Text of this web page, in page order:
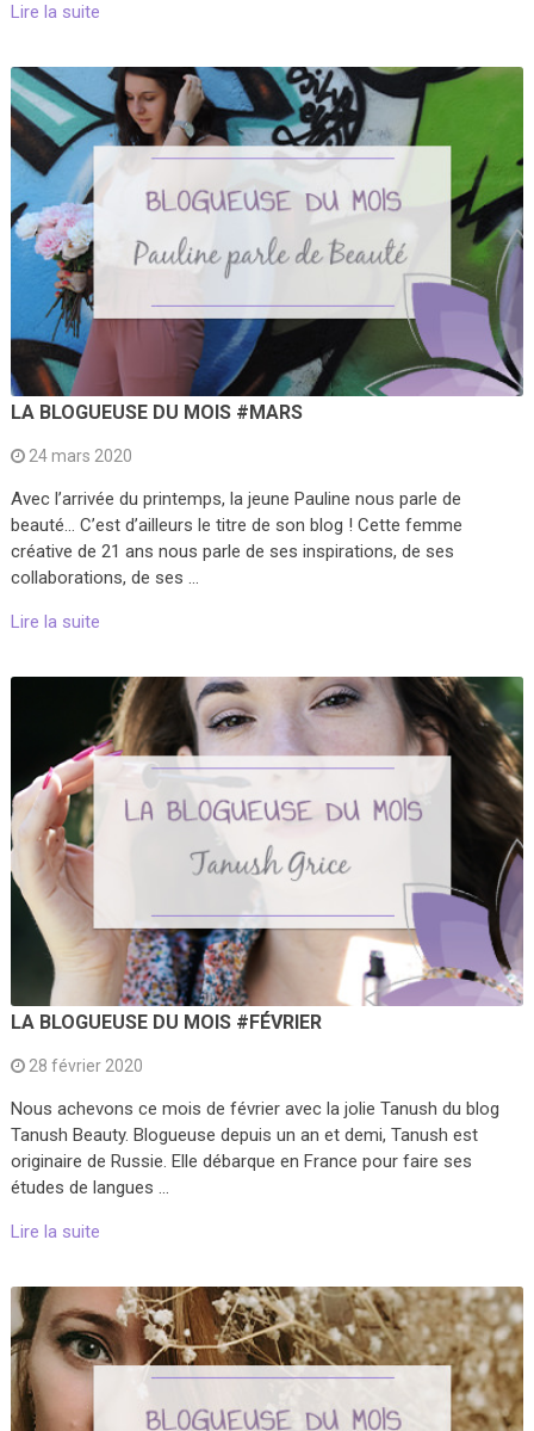
Lire la suite
LA BLOGUEUSE DU MOIS #MARS
24 mars 2020
Avec l’arrivée du printemps, la jeune Pauline nous parle de
beauté… C’est d’ailleurs le titre de son blog ! Cette femme
créative de 21 ans nous parle de ses inspirations, de ses
collaborations, de ses …
Lire la suite
LA BLOGUEUSE DU MOIS #FÉVRIER
28 février 2020
Nous achevons ce mois de février avec la jolie Tanush du blog
Tanush Beauty. Blogueuse depuis un an et demi, Tanush est
originaire de Russie. Elle débarque en France pour faire ses
études de langues …
Lire la suite